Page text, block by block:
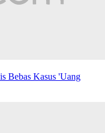
Bebas Kasus 'Uang